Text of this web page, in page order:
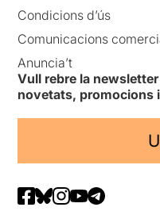
Condicions d’ús
Comunicacions
Anuncia’t
Vull rebre la
novetats, promocions